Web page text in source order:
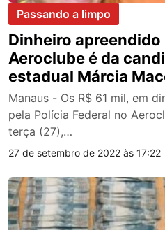
Passando a limpo
Dinheiro apreendido
Aeroclube é da
estadual Márcia
Manaus - Os R$ 61 mil, em
pela Polícia Federal no
terça (27),…
27 de setembro de 2022 às 17:22